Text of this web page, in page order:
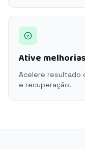
Ative
Acelere resultado
e recuperação.